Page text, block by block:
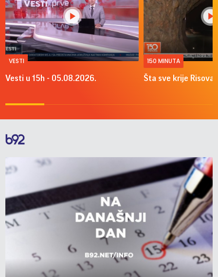
VESTI
Vesti u 15h - 05.08.2026.
150 MINUTA
Šta sve krije